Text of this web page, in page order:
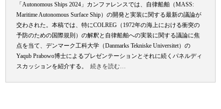
「Autonomous Ships 2024」カンファレンスでは、自律船舶（MASS:
Maritime Autonomous Surface Ship）の開発と実装に関する最新の議論が
交わされた。本稿では、特にCOLREG（1972年の海上における衝突の
予防のための国際規則 ）の解釈と自律船舶への実装に関する議論に焦
点を当て、デンマーク工科大学（Danmarks Tekniske Universitet）の
Yaqub Prabowo博士によるプレゼンテーションとそれに続くパネルディ
スカッションを紹介する。
続きを読む…